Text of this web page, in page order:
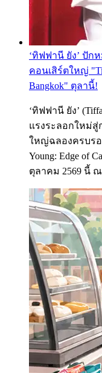
‘ทิฟฟานี ยัง’ ปัก
คอนเสิร์ตใหญ่
Bangkok" ตุลานี้!
‘ทิฟฟานี ยัง’
แรงระลอกใหม่สู่
ใหญ่ฉลองครบรอ
Young: Edge of
ตุลาคม 2569 นี้ ณ